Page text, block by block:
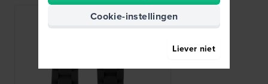
Cookie-instellingen
Liever niet